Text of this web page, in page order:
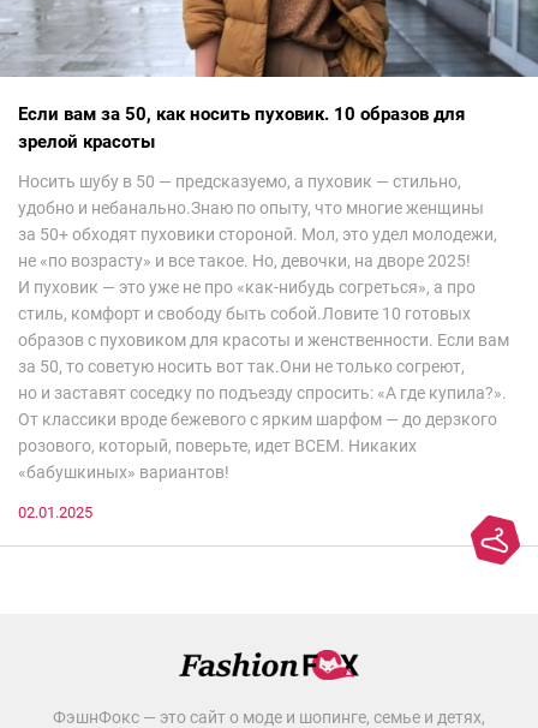
Если вам за 50, как носить пуховик. 10 образов для
зрелой красоты
Носить шубу в 50 — предсказуемо, а пуховик — стильно,
удобно и небанально.Знаю по опыту, что многие женщины
за 50+ обходят пуховики стороной. Мол, это удел молодежи,
не «по возрасту» и все такое. Но, девочки, на дворе 2025!
И пуховик — это уже не про «как-нибудь согреться», а про
стиль, комфорт и свободу быть собой.Ловите 10 готовых
образов с пуховиком для красоты и женственности. Если вам
за 50, то советую носить вот так.Они не только согреют,
но и заставят соседку по подъезду спросить: «А где купила?».
От классики вроде бежевого с ярким шарфом — до дерзкого
розового, который, поверьте, идет ВСЕМ. Никаких
«бабушкиных» вариантов!
02.01.2025
ФэшнФокс — это сайт о моде и шопинге, семье и детях,